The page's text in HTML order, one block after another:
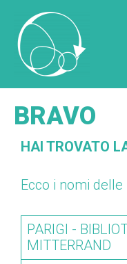
BRAVO
HAI TROVATO
Ecco i nomi delle
PARIGI -
MITTERRAND